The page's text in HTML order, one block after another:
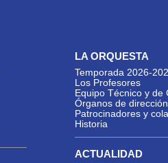
LA ORQUESTA
Temporada 2026-
Los Profesores
Equipo Técnico y de
Órganos de dirección
Patrocinadores y
Historia
ACTUALIDAD